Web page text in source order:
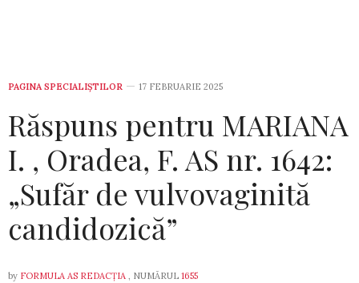
PAGINA SPECIALIȘTILOR 17 FEBRUARIE 2025
Răspuns pentru MARIANA
I. , Oradea, F. AS nr. 1642:
„Sufăr de vulvovaginită
candidozică”
by FORMULA AS REDACȚIA , NUMĂRUL 1655